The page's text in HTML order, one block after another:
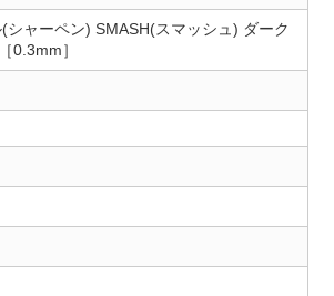
シャーペン) SMASH(スマッシュ) ダーク
0.3mm］